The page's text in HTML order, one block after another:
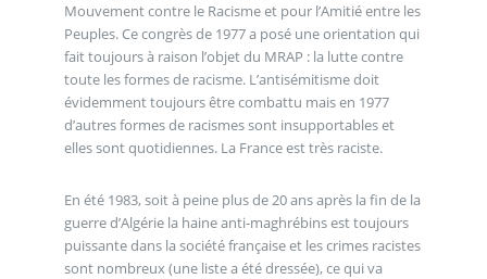
Mouvement contre le Racisme et pour l’Amitié entre les
Peuples. Ce congrès de 1977 a posé une orientation qui
fait toujours à raison l’objet du MRAP : la lutte contre
toute les formes de racisme. L’antisémitisme doit
évidemment toujours être combattu mais en 1977
d’autres formes de racismes sont insupportables et
elles sont quotidiennes. La France est très raciste.
En été 1983, soit à peine plus de 20 ans après la fin de la
guerre d’Algérie la haine anti-maghrébins est toujours
puissante dans la société française et les crimes racistes
sont nombreux (une liste a été dressée), ce qui va